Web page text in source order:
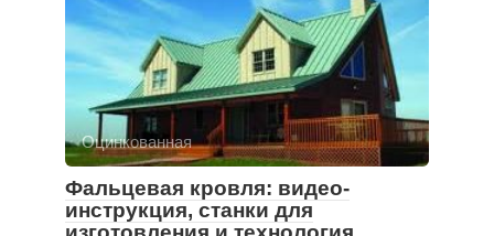
Оцинкованная
Фальцевая кровля: видео-
инструкция, станки для